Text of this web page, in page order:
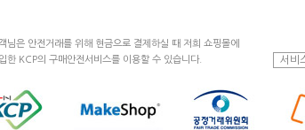
님은 안전거래를 위해 현금으로 결제하실 때 저희 쇼핑몰에
한 KCP의 구매안전서비스를 이용할 수 있습니다.
서비